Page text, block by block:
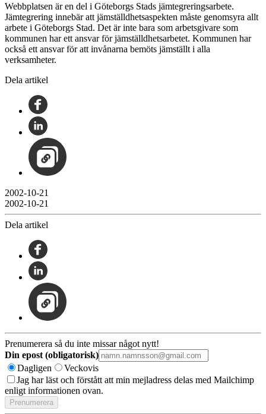
Webbplatsen är en del i Göteborgs Stads jämtegreringsarbete.
Jämtegrering innebär att jämställdhetsaspekten måste genomsyra allt
arbete i Göteborgs Stad. Det är inte bara som arbetsgivare som
kommunen har ett ansvar för jämställdhetsarbetet. Kommunen har
också ett ansvar för att invånarna bemöts jämställt i alla
verksamheter.
Dela artikel
2002-10-21
2002-10-21
Dela artikel
Prenumerera så du inte missar något nytt!
Din epost (obligatorisk)
Dagligen
Veckovis
Jag har läst och förstått att min mejladress delas med Mailchimp
enligt informationen ovan.